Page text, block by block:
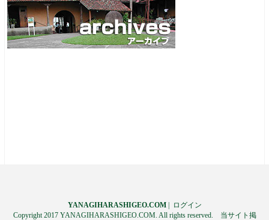
YANAGIHARASHIGEO.COM|
ログイン
Copyright 2017 YANAGIHARASHIGEO.COM. All rights reserved. 当サイト掲